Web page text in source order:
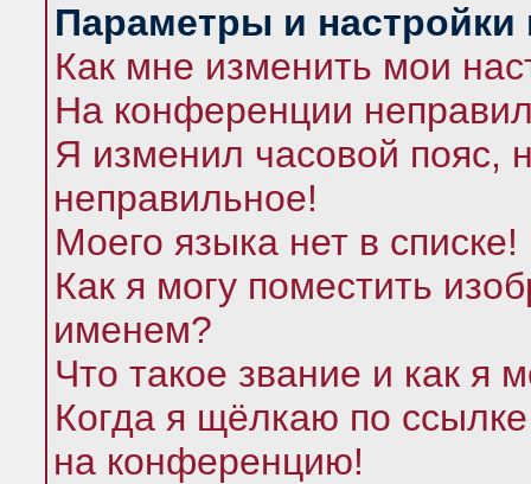
Параметры и настройки
Как мне изменить мои
На конференции
Я изменил часовой пояс,
неправильное!
Моего языка нет в списке!
Как я могу поместить
именем?
Что такое звание и как я
Когда я щёлкаю по
на конференцию!